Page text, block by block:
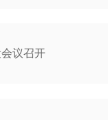
议召开